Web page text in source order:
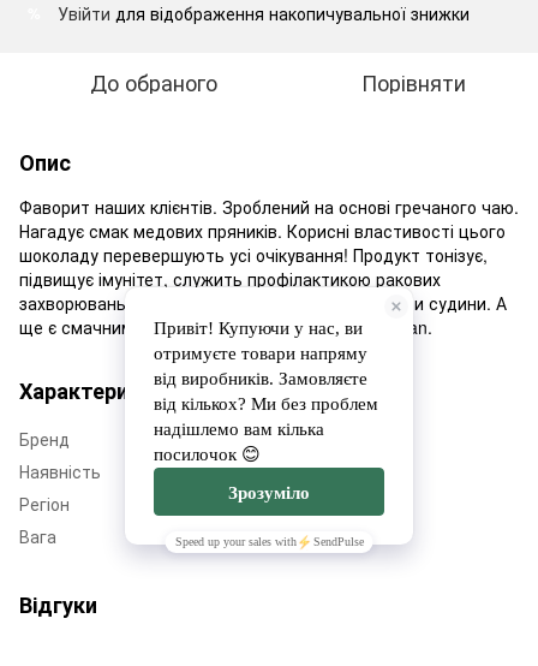
Увійти для відображення накопичувальної знижки
До обраного Порівняти
Опис
Фаворит наших клієнтів. Зроблений на основі гречаного чаю.
Нагадує смак медових пряників. Корисні властивості цього
шоколаду перевершують усі очікування! Продукт тонізує,
підвищує імунітет, служить профілактикою ракових
захворювань, допомагає очищати та зміцнювати судини. А
ще є смачним порятунком від голоду. 100% vegan.
Характеристики
Бренд
SOL
Наявність
Немає в наявності
Регіон
Черкащина
Вага
70 г
Відгуки